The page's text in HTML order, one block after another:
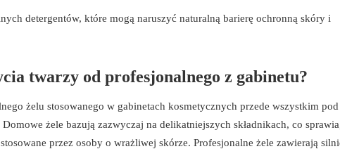
detergentów, które mogą naruszyć naturalną barierę ochronną skóry i
twarzy od profesjonalnego z gabinetu?
żelu stosowanego w gabinetach kosmetycznych przede wszystkim pod
żele bazują zazwyczaj na delikatniejszych składnikach, co
przez osoby o wrażliwej skórze. Profesjonalne żele zawierają